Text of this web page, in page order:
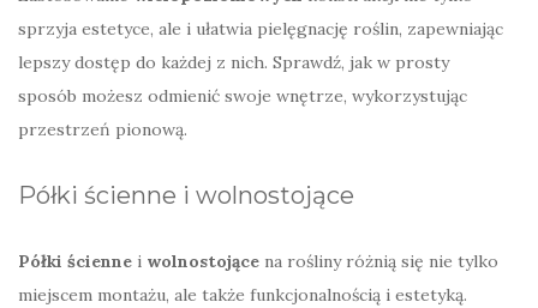
sprzyja estetyce, ale i ułatwia pielęgnację roślin, zapewniając
lepszy dostęp do każdej z nich. Sprawdź, jak w prosty
sposób możesz odmienić swoje wnętrze, wykorzystując
przestrzeń pionową.
Półki ścienne i wolnostojące
Półki ścienne i wolnostojące na rośliny różnią się nie tylko
miejscem montażu, ale także funkcjonalnością i estetyką.